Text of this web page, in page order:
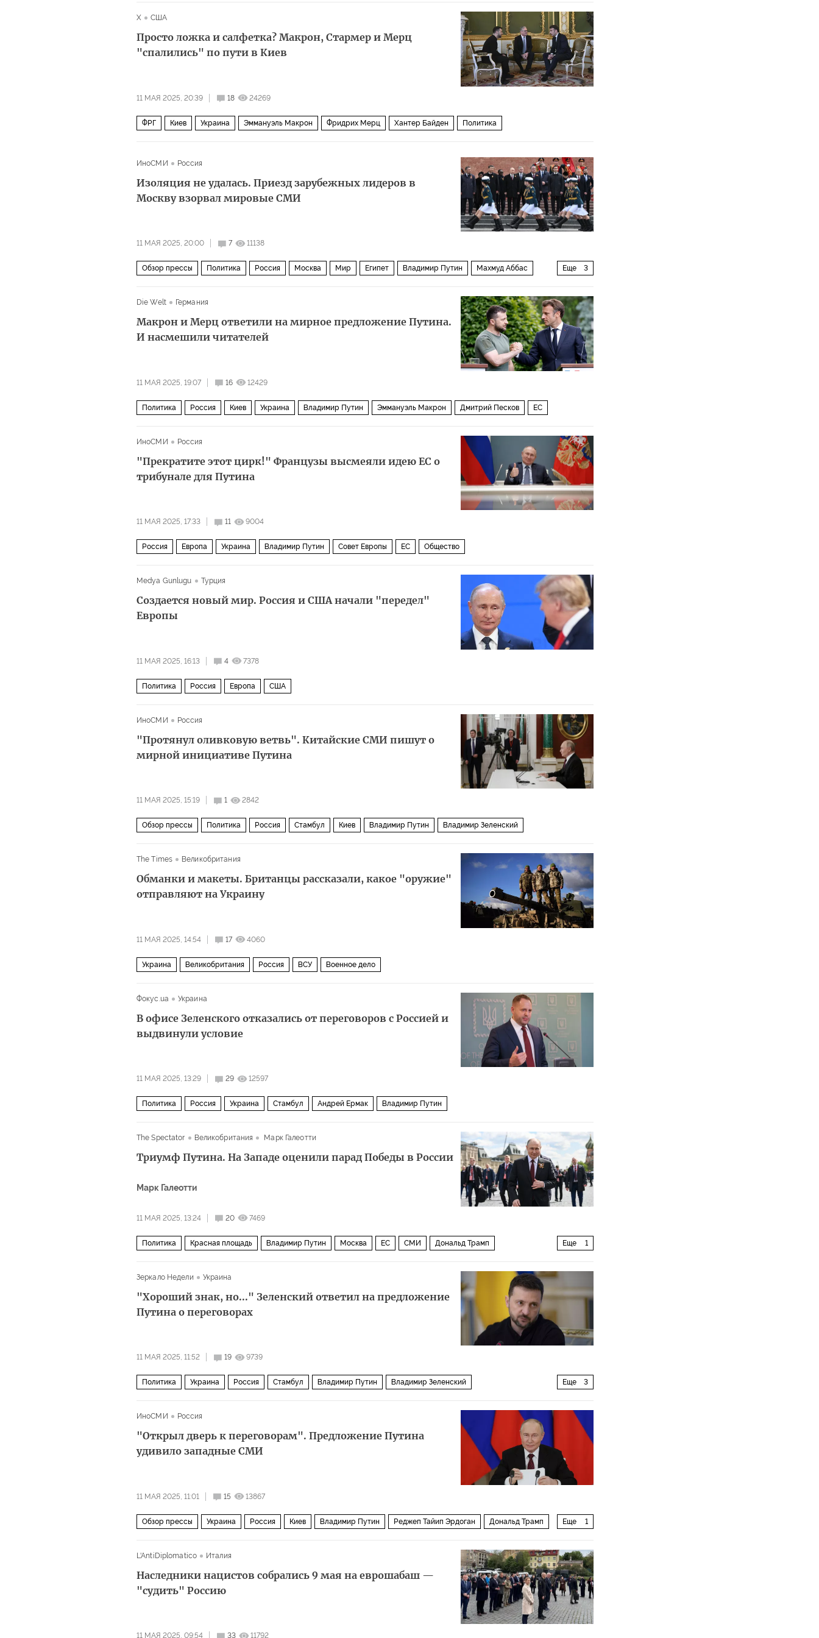
X США
Просто ложка и салфетка? Макрон, Стармер и Мерц
"спалились" по пути в Киев
11 МАЯ 2025, 20:39 18 24269
ФРГ Киев Украина Эммануэль Макрон Фридрих Мерц Хантер Байден Политика
ИноСМИ Россия
Изоляция не удалась. Приезд зарубежных лидеров в
Москву взорвал мировые СМИ
11 МАЯ 2025, 20:00 7 11138
Еще 3
Обзор прессы Политика Россия Москва Мир Египет Владимир Путин Махмуд Аббас
Die Welt
Германия
Макрон и Мерц ответили на мирное предложение Путина.
И насмешили читателей
11 МАЯ 2025, 19:07 16 12429
Политика Россия Киев Украина Владимир Путин Эммануэль Макрон Дмитрий Песков ЕС
ИноСМИ Россия
"Прекратите этот цирк!" Французы высмеяли идею ЕС о
трибунале для Путина
11 МАЯ 2025, 17:33 11 9004
Россия Европа Украина Владимир Путин Совет Европы ЕС Общество
Medya Gunlugu Турция
Создается новый мир. Россия и США начали "передел"
Европы
11 МАЯ 2025, 16:13 4 7378
Политика Россия Европа США
ИноСМИ Россия
"Протянул оливковую ветвь". Китайские СМИ пишут о
мирной инициативе Путина
11 МАЯ 2025, 15:19 1 2842
Обзор прессы Политика Россия Стамбул Киев Владимир Путин Владимир Зеленский
The Times Великобритания
Обманки и макеты. Британцы рассказали, какое "оружие"
отправляют на Украину
11 МАЯ 2025, 14:54 17 4060
Украина Великобритания Россия ВСУ Военное дело
Фокус.ua Украина
В офисе Зеленского отказались от переговоров с Россией и
выдвинули условие
11 МАЯ 2025, 13:29 29 12597
Политика Россия Украина Стамбул Андрей Ермак Владимир Путин
The Spectator Великобритания Марк Галеотти
Триумф Путина. На Западе оценили парад Победы в России
Марк Галеотти
11 МАЯ 2025, 13:24 20 7469
Еще 1
Политика Красная площадь Владимир Путин Москва ЕС СМИ Дональд Трамп
Зеркало Недели
Украина
"Хороший знак, но..." Зеленский ответил на предложение
Путина о переговорах
11 МАЯ 2025, 11:52 19 9739
Еще 3
Политика Украина Россия Стамбул Владимир Путин Владимир Зеленский
ИноСМИ
Россия
"Открыл дверь к переговорам". Предложение Путина
удивило западные СМИ
11 МАЯ 2025, 11:01 15 13867
Еще 1
Обзор прессы Украина Россия Киев Владимир Путин Реджеп Тайип Эрдоган Дональд Трамп
L'AntiDiplomatico
Италия
Наследники нацистов собрались 9 мая на еврошабаш —
"судить" Россию
11 МАЯ 2025, 09:54 33 11792